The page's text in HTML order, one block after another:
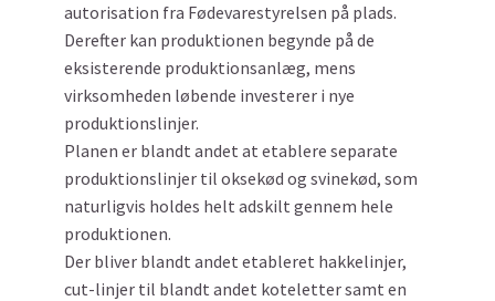
autorisation fra Fødevarestyrelsen på plads.
Derefter kan produktionen begynde på de
eksisterende produktionsanlæg, mens
virksomheden løbende investerer i nye
produktionslinjer.
Planen er blandt andet at etablere separate
produktionslinjer til oksekød og svinekød, som
naturligvis holdes helt adskilt gennem hele
produktionen.
Der bliver blandt andet etableret hakkelinjer,
cut-linjer til blandt andet koteletter samt en